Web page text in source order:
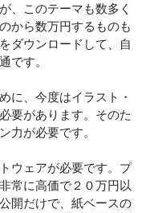
、このテーマも数多く
から数万円するものも
ダウンロードして、自
です。
に、今度はイラスト・
要があります。そのた
力が必要です。
ウェアが必要です。プ
常に高価で２０万円以
開だけで、紙ベースの